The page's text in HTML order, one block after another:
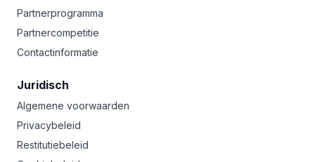
Partnerprogramma
Partnercompetitie
Contactinformatie
Juridisch
Algemene voorwaarden
Privacybeleid
Restitutiebeleid